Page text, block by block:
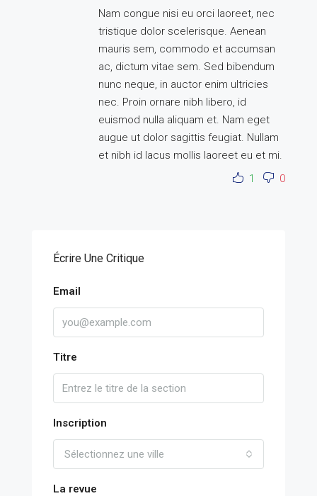
Nam congue nisi eu orci laoreet, nec
tristique dolor scelerisque. Aenean
mauris sem, commodo et accumsan
ac, dictum vitae sem. Sed bibendum
nunc neque, in auctor enim ultricies
nec. Proin ornare nibh libero, id
euismod nulla aliquam et. Nam eget
augue ut dolor sagittis feugiat. Nullam
et nibh id lacus mollis laoreet eu et mi.
1
0
Écrire Une Critique
Email
Titre
Inscription
Sélectionnez une ville
La revue